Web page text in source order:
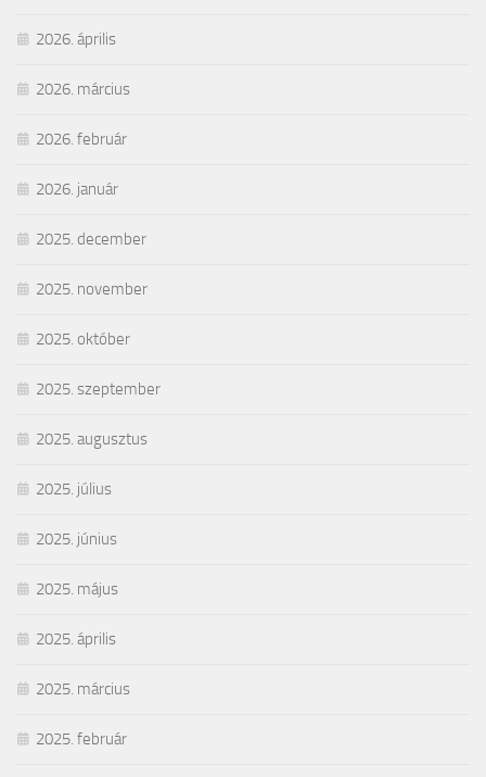
2026. április
2026. március
2026. február
2026. január
2025. december
2025. november
2025. október
2025. szeptember
2025. augusztus
2025. július
2025. június
2025. május
2025. április
2025. március
2025. február